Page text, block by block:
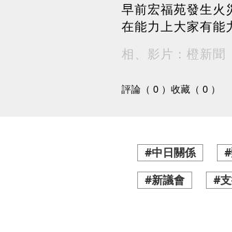
早前宏福苑發生火
在能力上大家有能
相、影片：橙新聞
評論（ 0 ） 收藏（ 0 ）
#中日關係
#新議會
#